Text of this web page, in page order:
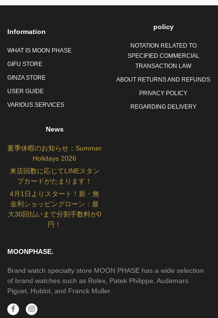
Information
WHAT IS MOON PHASE
GIFU STORE
GINZA STORE
USER GUIDE
VARIOUS SERVICES
policy
NOTATION RELATED TO
SPECIFIED COMMERCIAL
TRANSACTION LAW
ABOUT RETURNS AND REFUNDS
PRIVACY POLICY
REGARDING DELIVERY
News
夏季休暇のお知らせ：Summer
Holidays 2026
来店回数に応じてLINEスタン
プカードがたまります！
4月1日よりスタート！新・無
金利ショッピングローン：最
大30回払いまで分割手数料が0
円！
MOONPHASE.
Brand watch specialty store MOON PHASE has a wide selection
of brand watches such as Rolex, Patek Philippe, Audemars
Piguet, Hublot, and Franck Muller.